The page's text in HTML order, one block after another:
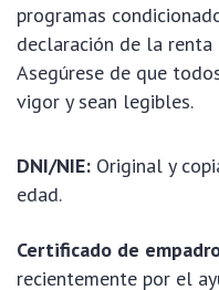
programas
declaración de la renta
Asegúrese de que
vigor y sean legibles.
DNI/NIE: Original y
edad.
Certificado de
recientemente por el